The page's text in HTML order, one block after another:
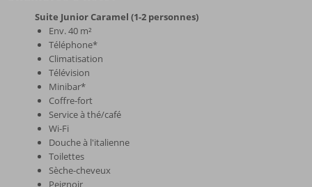
Suite Junior Caramel (1-2 personnes)
Env. 40 m²
Téléphone*
Climatisation
Télévision
Minibar*
Coffre-fort
Service à thé/café
Wi-Fi
Douche à l'italienne
Toilettes
Sèche-cheveux
Peignoir